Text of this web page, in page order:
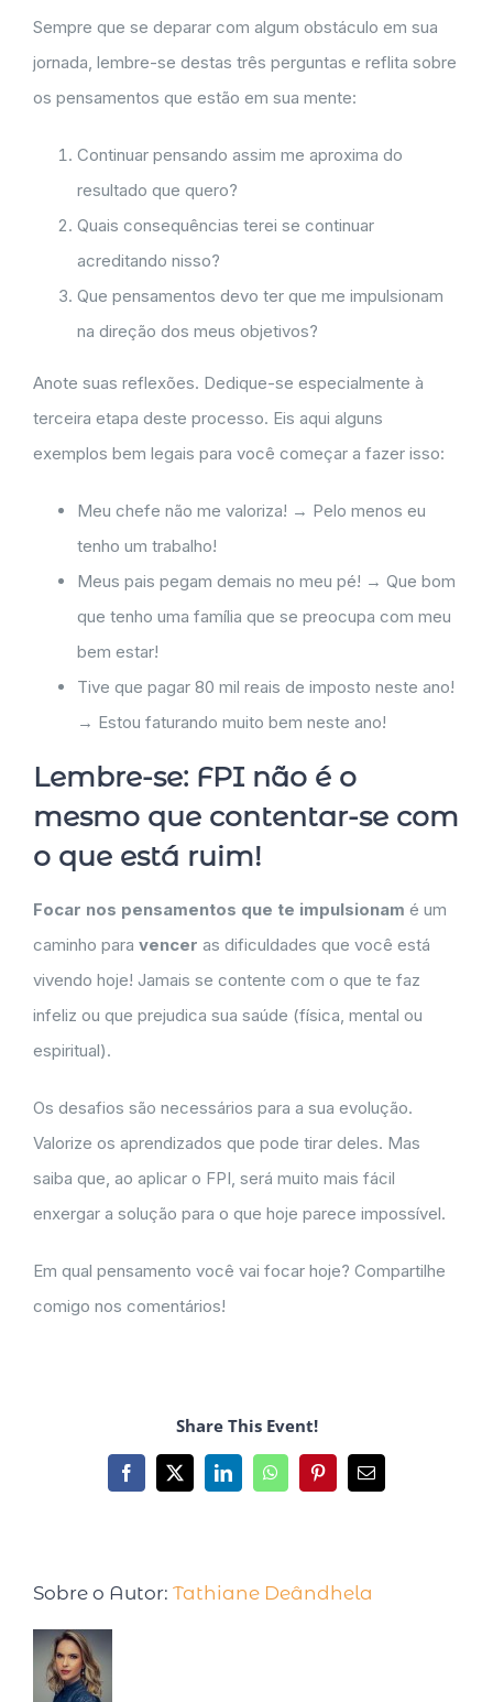
Sempre que se deparar com algum obstáculo em sua
jornada, lembre-se destas três perguntas e reflita sobre
os pensamentos que estão em sua mente:
Continuar pensando assim me aproxima do
resultado que quero?
Quais consequências terei se continuar
acreditando nisso?
Que pensamentos devo ter que me impulsionam
na direção dos meus objetivos?
Anote suas reflexões. Dedique-se especialmente à
terceira etapa deste processo. Eis aqui alguns
exemplos bem legais para você começar a fazer isso:
Meu chefe não me valoriza! → Pelo menos eu
tenho um trabalho!
Meus pais pegam demais no meu pé! → Que bom
que tenho uma família que se preocupa com meu
bem estar!
Tive que pagar 80 mil reais de imposto neste ano!
→ Estou faturando muito bem neste ano!
Lembre-se: FPI não é o
mesmo que contentar-se com
o que está ruim!
Focar nos pensamentos que te impulsionam é um
caminho para vencer as dificuldades que você está
vivendo hoje! Jamais se contente com o que te faz
infeliz ou que prejudica sua saúde (física, mental ou
espiritual).
Os desafios são necessários para a sua evolução.
Valorize os aprendizados que pode tirar deles. Mas
saiba que, ao aplicar o FPI, será muito mais fácil
enxergar a solução para o que hoje parece impossível.
Em qual pensamento você vai focar hoje? Compartilhe
comigo nos comentários!
Share This Event!
Sobre o Autor: Tathiane Deândhela